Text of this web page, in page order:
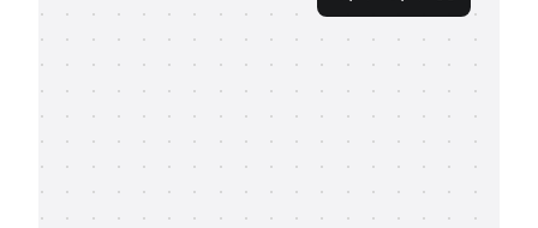
客户案例
帮助中心
知识分享社区